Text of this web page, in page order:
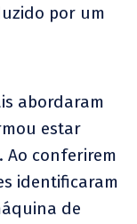
por um
abordaram
estar
conferirem
identificaram
de